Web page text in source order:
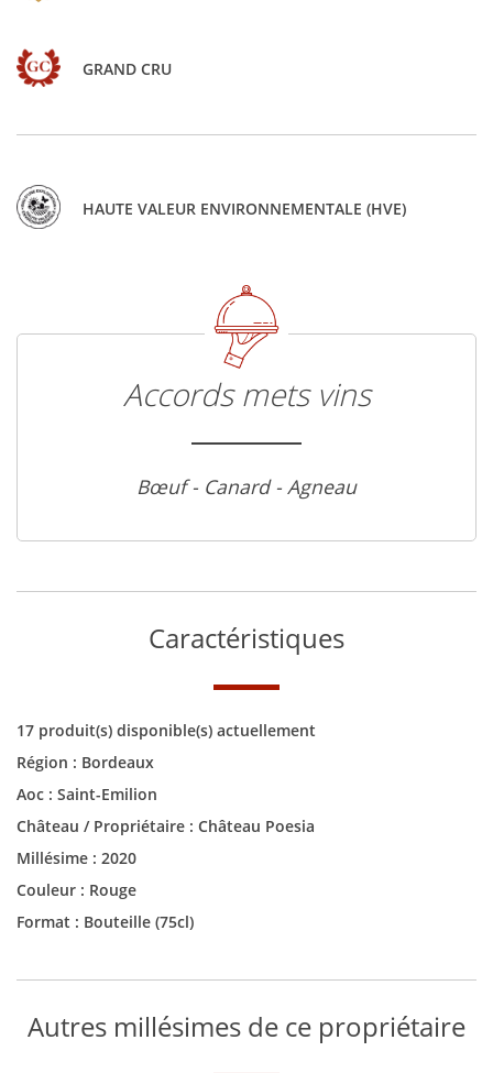
GRAND CRU
HAUTE VALEUR ENVIRONNEMENTALE (HVE)
Accords mets vins
Bœuf - Canard - Agneau
Caractéristiques
17 produit(s) disponible(s) actuellement
Région : Bordeaux
Aoc : Saint-Emilion
Château / Propriétaire : Château Poesia
Millésime : 2020
Couleur : Rouge
Format : Bouteille (75cl)
Autres millésimes de ce propriétaire